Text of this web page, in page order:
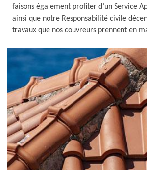
faisons également profiter d’un Service
ainsi que notre Responsabilité civile
travaux que nos couvreurs prennent en